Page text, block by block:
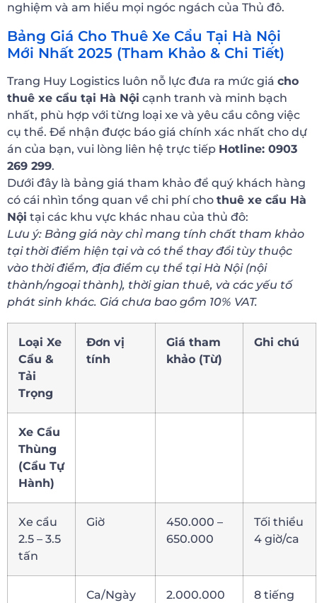
nghiệm và am hiểu mọi ngóc ngách của Thủ đô.
Bảng Giá Cho Thuê Xe Cẩu Tại Hà Nội
Mới Nhất 2025 (Tham Khảo & Chi Tiết)
Trang Huy Logistics luôn nỗ lực đưa ra mức giá cho
thuê xe cẩu tại Hà Nội cạnh tranh và minh bạch
nhất, phù hợp với từng loại xe và yêu cầu công việc
cụ thể. Để nhận được báo giá chính xác nhất cho dự
án của bạn, vui lòng liên hệ trực tiếp Hotline: 0903
269 299.
Dưới đây là bảng giá tham khảo để quý khách hàng
có cái nhìn tổng quan về chi phí cho thuê xe cẩu Hà
Nội tại các khu vực khác nhau của thủ đô:
Lưu ý: Bảng giá này chỉ mang tính chất tham khảo
tại thời điểm hiện tại và có thể thay đổi tùy thuộc
vào thời điểm, địa điểm cụ thể tại Hà Nội (nội
thành/ngoại thành), thời gian thuê, và các yếu tố
phát sinh khác. Giá chưa bao gồm 10% VAT.
Loại Xe
Cẩu &
Tải
Trọng
Đơn vị
tính
Giá tham
khảo (Từ)
Ghi chú
Xe Cẩu
Thùng
(Cẩu Tự
Hành)
Xe cẩu
2.5 – 3.5
tấn
Giờ
450.000 –
650.000
Tối thiểu
4 giờ/ca
Ca/Ngày
2.000.000
8 tiếng